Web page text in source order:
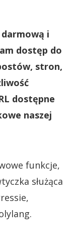
i
dostęp do
stron,
dostępne
naszej
funkcje,
służąca